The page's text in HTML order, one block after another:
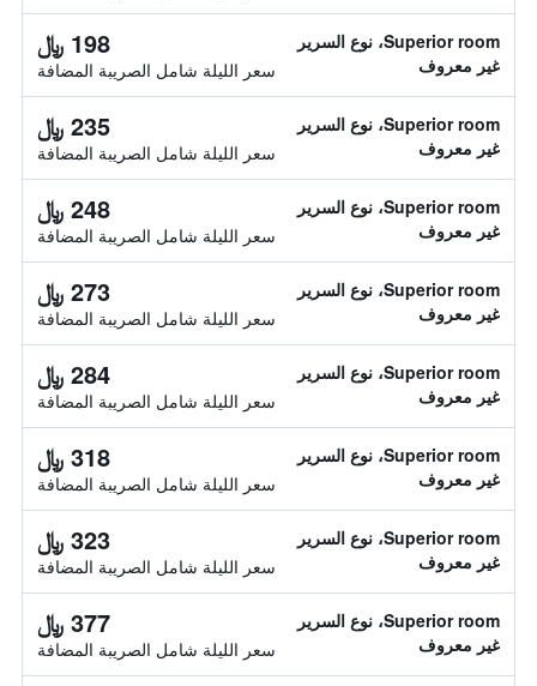
Superior room، نوع السرير
غير معروف
198 ﷼
سعر الليلة شامل الصريبة المضافة
Superior room، نوع السرير
غير معروف
235 ﷼
سعر الليلة شامل الصريبة المضافة
Superior room، نوع السرير
غير معروف
248 ﷼
سعر الليلة شامل الصريبة المضافة
Superior room، نوع السرير
غير معروف
273 ﷼
سعر الليلة شامل الصريبة المضافة
Superior room، نوع السرير
غير معروف
284 ﷼
سعر الليلة شامل الصريبة المضافة
Superior room، نوع السرير
غير معروف
318 ﷼
سعر الليلة شامل الصريبة المضافة
Superior room، نوع السرير
غير معروف
323 ﷼
سعر الليلة شامل الصريبة المضافة
Superior room، نوع السرير
غير معروف
377 ﷼
سعر الليلة شامل الصريبة المضافة